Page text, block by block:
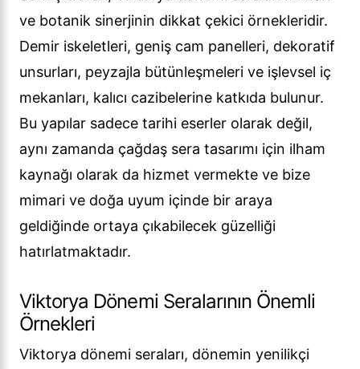
ve botanik sinerjinin dikkat çekici örnekleridir.
Demir iskeletleri, geniş cam panelleri, dekoratif
unsurları, peyzajla bütünleşmeleri ve işlevsel iç
mekanları, kalıcı cazibelerine katkıda bulunur.
Bu yapılar sadece tarihi eserler olarak değil,
aynı zamanda çağdaş sera tasarımı için ilham
kaynağı olarak da hizmet vermekte ve bize
mimari ve doğa uyum içinde bir araya
geldiğinde ortaya çıkabilecek güzelliği
hatırlatmaktadır.
Viktorya Dönemi Seralarının Önemli
Örnekleri
Viktorya dönemi seraları, dönemin yenilikçi